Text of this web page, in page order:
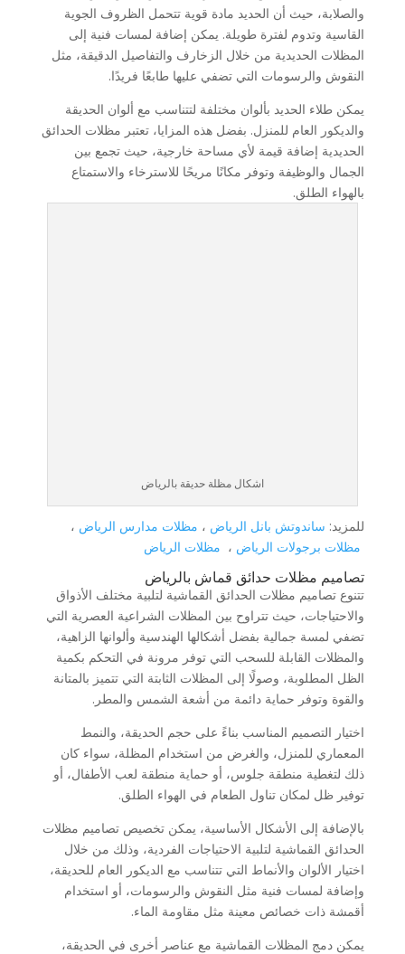
والصلابة، حيث أن الحديد مادة قوية تتحمل الظروف الجوية
القاسية وتدوم لفترة طويلة. يمكن إضافة لمسات فنية إلى
المظلات الحديدية من خلال الزخارف والتفاصيل الدقيقة، مثل
النقوش والرسومات التي تضفي عليها طابعًا فريدًا.
يمكن طلاء الحديد بألوان مختلفة لتتناسب مع ألوان الحديقة
والديكور العام للمنزل. بفضل هذه المزايا، تعتبر مظلات الحدائق
الحديدية إضافة قيمة لأي مساحة خارجية، حيث تجمع بين
الجمال والوظيفة وتوفر مكانًا مريحًا للاسترخاء والاستمتاع
بالهواء الطلق.
اشكال مظلة حديقة بالرياض
للمزيد: ساندوتش بانل الرياض ، مظلات مدارس الرياض ،
مظلات برجولات الرياض ، مظلات الرياض
تصاميم مظلات حدائق قماش بالرياض
تتنوع تصاميم مظلات الحدائق القماشية لتلبية مختلف الأذواق
والاحتياجات، حيث تتراوح بين المظلات الشراعية العصرية التي
تضفي لمسة جمالية بفضل أشكالها الهندسية وألوانها الزاهية،
والمظلات القابلة للسحب التي توفر مرونة في التحكم بكمية
الظل المطلوبة، وصولًا إلى المظلات الثابتة التي تتميز بالمتانة
والقوة وتوفر حماية دائمة من أشعة الشمس والمطر.
اختيار التصميم المناسب بناءً على حجم الحديقة، والنمط
المعماري للمنزل، والغرض من استخدام المظلة، سواء كان
ذلك لتغطية منطقة جلوس، أو حماية منطقة لعب الأطفال، أو
توفير ظل لمكان تناول الطعام في الهواء الطلق.
بالإضافة إلى الأشكال الأساسية، يمكن تخصيص تصاميم مظلات
الحدائق القماشية لتلبية الاحتياجات الفردية، وذلك من خلال
اختيار الألوان والأنماط التي تتناسب مع الديكور العام للحديقة،
وإضافة لمسات فنية مثل النقوش والرسومات، أو استخدام
أقمشة ذات خصائص معينة مثل مقاومة الماء.
يمكن دمج المظلات القماشية مع عناصر أخرى في الحديقة،